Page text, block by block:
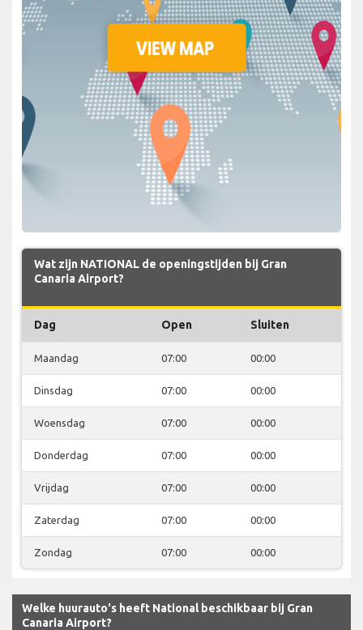
Wat zijn NATIONAL de openingstijden bij Gran
Canaria Airport?
Dag Open Sluiten
Maandag 07:00 00:00
Dinsdag 07:00 00:00
Woensdag 07:00 00:00
Donderdag 07:00 00:00
Vrijdag 07:00 00:00
Zaterdag 07:00 00:00
Zondag 07:00 00:00
Welke huurauto's heeft National beschikbaar bij Gran
Canaria Airport?